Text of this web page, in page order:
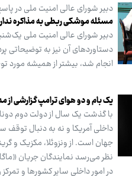
دبیر شورای عالی امنیت ملی در
مسئله موشکی ربطی به مذاکره
دبیر شورای عالی امنیت ملی
دستاوردهای آن نیز به توضیحاتی
انجام شد، بیشتر از همیشه مورد
یک بام و دو هوای ترامپ گزارشی از
با گذشت یک سال از دولت دوم
داخلی آمریکا و نه به دنبال
جهان است. از ونزوئلا، مکزیک و
نظر می‌رسد نمایندگان جریان
در امور داخلی سایر کشورها و